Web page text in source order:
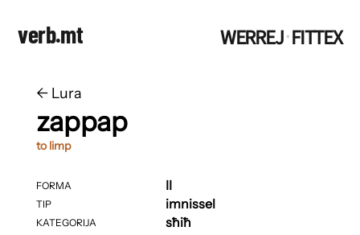
verb.mt WERREJ·FITTEX
← ​​Lura
zappap
to limp
FORMA
TIP
KATEGORIJA
II
imnissel
sħiħ